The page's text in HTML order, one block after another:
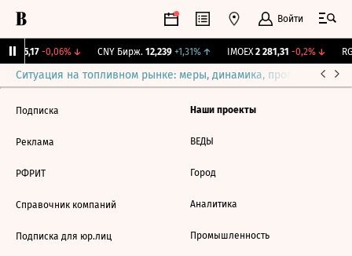
Войти
115,17 -0,06%↓ CNY Бирж. 12,239 +1,31%↑ IMOEX 2 281,31 -0,2%↓
Ситуация на топливном рынке: меры, динамика, прогнозы
Подписка
Реклама
РФРИТ
Справочник компаний
Подписка для юр.лиц
Наши проекты
ВЕДЫ
Город
Аналитика
Промышленность